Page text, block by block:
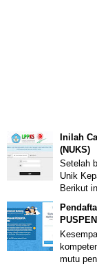
Inilah
(NUKS)
Setelah
Unik
Berikut
mutu